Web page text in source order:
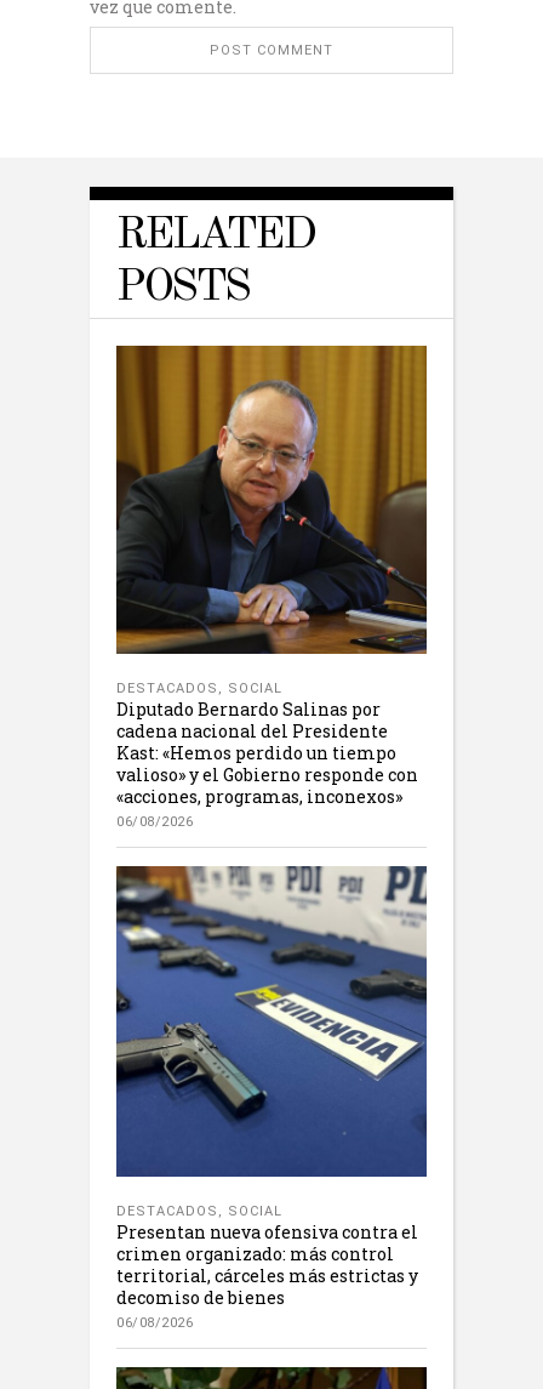
vez que comente.
RELATED
POSTS
DESTACADOS , SOCIAL
Diputado Bernardo Salinas por
cadena nacional del Presidente
Kast: «Hemos perdido un tiempo
valioso» y el Gobierno responde con
«acciones, programas, inconexos»
06/08/2026
DESTACADOS , SOCIAL
Presentan nueva ofensiva contra el
crimen organizado: más control
territorial, cárceles más estrictas y
decomiso de bienes
06/08/2026